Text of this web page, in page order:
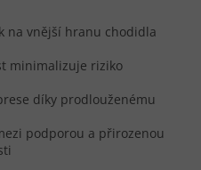
na vnější hranu chodidla
minimalizuje riziko
díky prodlouženému
podporou a přirozenou